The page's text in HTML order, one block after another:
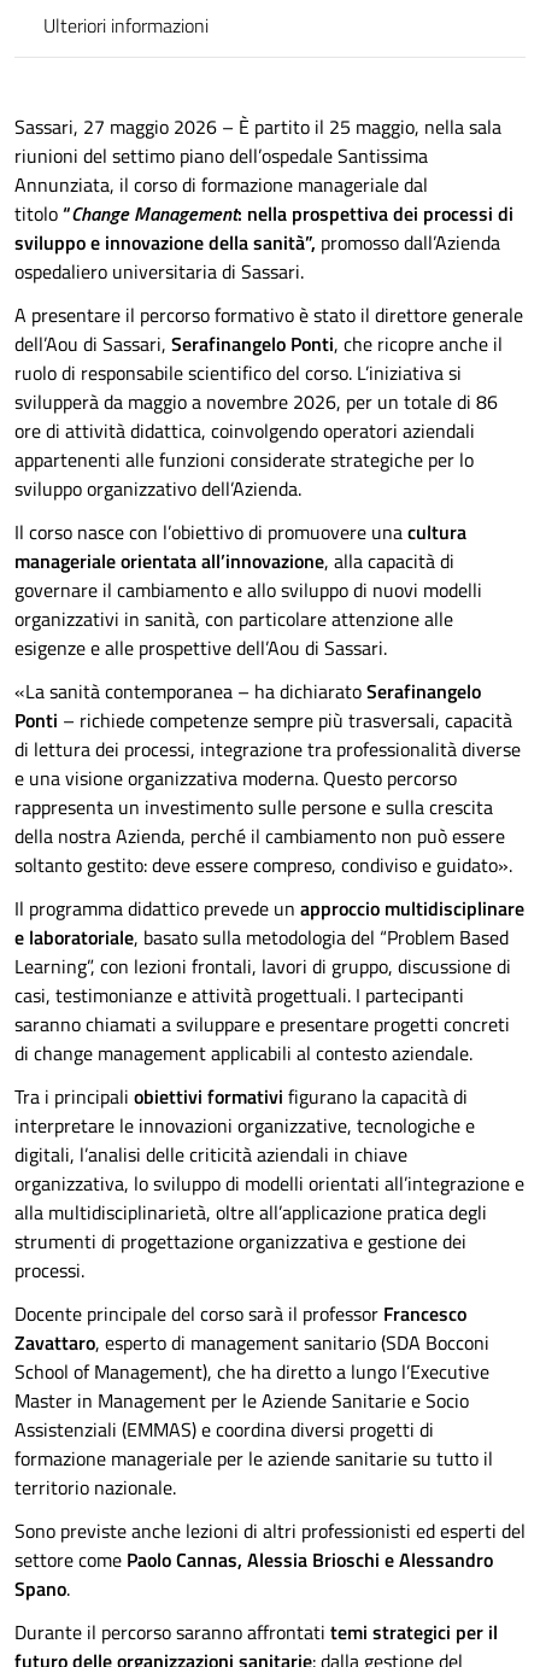
Ulteriori informazioni
Sassari, 27 maggio 2026 – È partito il 25 maggio, nella sala
riunioni del settimo piano dell’ospedale Santissima
Annunziata, il corso di formazione manageriale dal
titolo“Change Management: nella prospettiva dei processi di
sviluppo e innovazione della sanità”, promosso dall’Azienda
ospedaliero universitaria di Sassari.
A presentare il percorso formativo è stato il direttore generale
dell’Aou di Sassari, Serafinangelo Ponti, che ricopre anche il
ruolo di responsabile scientifico del corso. L’iniziativa si
svilupperà da maggio a novembre 2026, per un totale di 86
ore di attività didattica, coinvolgendo operatori aziendali
appartenenti alle funzioni considerate strategiche per lo
sviluppo organizzativo dell’Azienda.
Il corso nasce con l’obiettivo di promuovere unacultura
manageriale orientata all’innovazione, alla capacità di
governare il cambiamento e allo sviluppo di nuovi modelli
organizzativi in sanità, con particolare attenzione alle
esigenze e alle prospettive dell’Aou di Sassari.
«La sanità contemporanea – ha dichiaratoSerafinangelo
Ponti – richiede competenze sempre più trasversali, capacità
di lettura dei processi, integrazione tra professionalità diverse
e una visione organizzativa moderna. Questo percorso
rappresenta un investimento sulle persone e sulla crescita
della nostra Azienda, perché il cambiamento non può essere
soltanto gestito: deve essere compreso, condiviso e guidato».
Il programma didattico prevede un approccio multidisciplinare
e laboratoriale, basato sulla metodologia del “Problem Based
Learning”, con lezioni frontali, lavori di gruppo, discussione di
casi, testimonianze e attività progettuali. I partecipanti
saranno chiamati a sviluppare e presentare progetti concreti
di change management applicabili al contesto aziendale.
Tra i principali obiettivi formativi figurano la capacità di
interpretare le innovazioni organizzative, tecnologiche e
digitali, l’analisi delle criticità aziendali in chiave
organizzativa, lo sviluppo di modelli orientati all’integrazione e
alla multidisciplinarietà, oltre all’applicazione pratica degli
strumenti di progettazione organizzativa e gestione dei
processi.
Docente principale del corso sarà il professor Francesco
Zavattaro, esperto di management sanitario (SDA Bocconi
School of Management), che ha diretto a lungo l’Executive
Master in Management per le Aziende Sanitarie e Socio
Assistenziali (EMMAS) e coordina diversi progetti di
formazione manageriale per le aziende sanitarie su tutto il
territorio nazionale.
Sono previste anche lezioni di altri professionisti ed esperti del
settore come Paolo Cannas, Alessia Brioschi e Alessandro
Spano.
Durante il percorso saranno affrontati temi strategici per il